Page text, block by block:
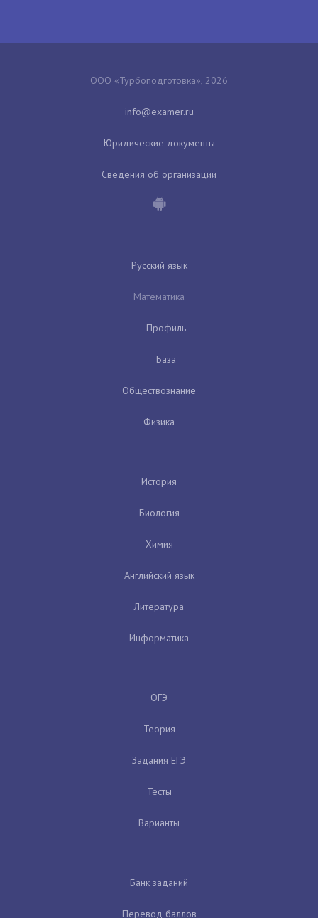
ООО «Турбоподготовка», 2026
Юридические документы
Сведения об организации
Русский язык
Математика
Профиль
База
Обществознание
Физика
История
Биология
Химия
Английский язык
Литература
Информатика
ОГЭ
Теория
Задания ЕГЭ
Тесты
Варианты
Банк заданий
Перевод баллов